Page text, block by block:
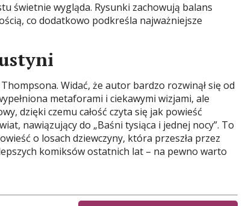
świetnie wygląda. Rysunki zachowują balans
co dodatkowo podkreśla najważniejsze
Widać, że autor bardzo rozwinął się od
metaforami i ciekawymi wizjami, ale
dzięki czemu całość czyta się jak powieść
nawiązujący do „Baśni tysiąca i jednej nocy”. To
o losach dziewczyny, która przeszła przez
komiksów ostatnich lat – na pewno warto